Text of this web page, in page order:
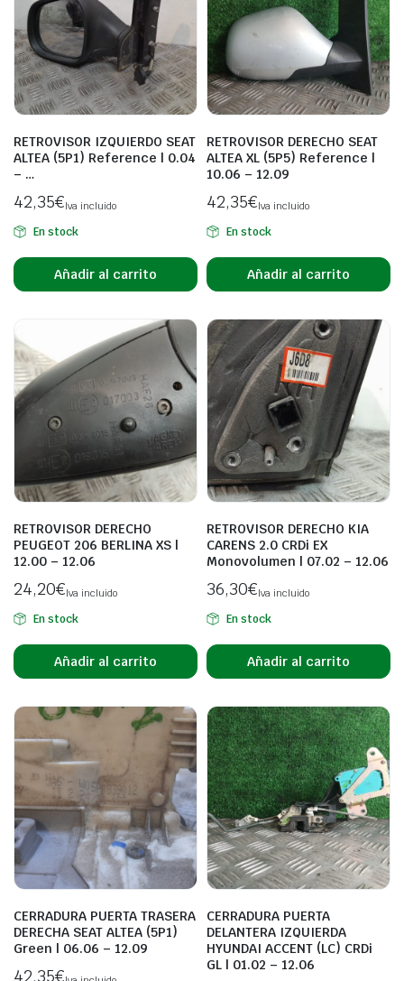
RETROVISOR IZQUIERDO SEAT
ALTEA (5P1) Reference | 0.04
– …
42,35€Iva incluido
En stock
Añadir al carrito
RETROVISOR DERECHO SEAT
ALTEA XL (5P5) Reference |
10.06 – 12.09
42,35€Iva incluido
En stock
Añadir al carrito
RETROVISOR DERECHO
PEUGEOT 206 BERLINA XS |
12.00 – 12.06
24,20€Iva incluido
En stock
Añadir al carrito
RETROVISOR DERECHO KIA
CARENS 2.0 CRDi EX
Monovolumen | 07.02 – 12.06
36,30€Iva incluido
En stock
Añadir al carrito
CERRADURA PUERTA TRASERA
DERECHA SEAT ALTEA (5P1)
Green | 06.06 – 12.09
42,35€
CERRADURA PUERTA
DELANTERA IZQUIERDA
HYUNDAI ACCENT (LC) CRDi
GL | 01.02 – 12.06